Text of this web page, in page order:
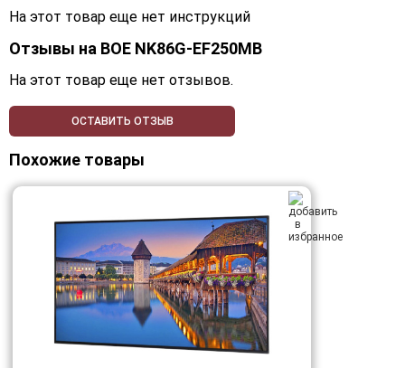
На этот товар еще нет инструкций
Отзывы на BOE NK86G-EF250MB
На этот товар еще нет отзывов.
ОСТАВИТЬ ОТЗЫВ
Похожие товары